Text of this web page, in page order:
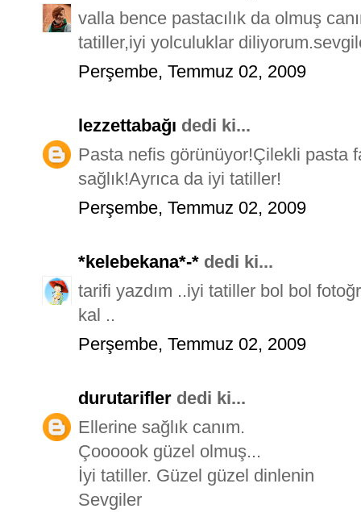
valla bence pastacılık da olmuş
tatiller,iyi yolculuklar
Perşembe, Temmuz 02, 2009
lezzettabağı dedi ki...
Pasta nefis görünüyor!Çilekli pasta
sağlık!Ayrıca da iyi tatiller!
Perşembe, Temmuz 02, 2009
*kelebekana*-* dedi ki...
tarifi yazdım ..iyi tatiller bol bol
kal ..
Perşembe, Temmuz 02, 2009
durutarifler dedi ki...
Ellerine sağlık canım.
Çoooook güzel olmuş...
İyi tatiller. Güzel güzel dinlenin
Sevgiler